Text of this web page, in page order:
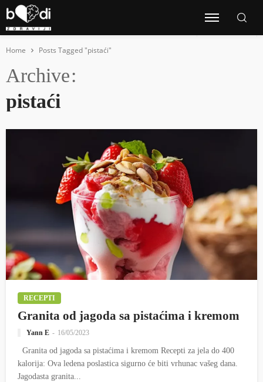
Home Posts Tagged "pistaći"
Archive
pistaći
RECEPTI
Granita od jagoda sa pistaćima i kremom
Yann E 16/05/2023
Granita od jagoda sa pistaćima i kremom Recepti za jela do 400
kalorija: Ova ledena poslastica sigurno će biti vrhunac vašeg dana.
Jagodasta granita...